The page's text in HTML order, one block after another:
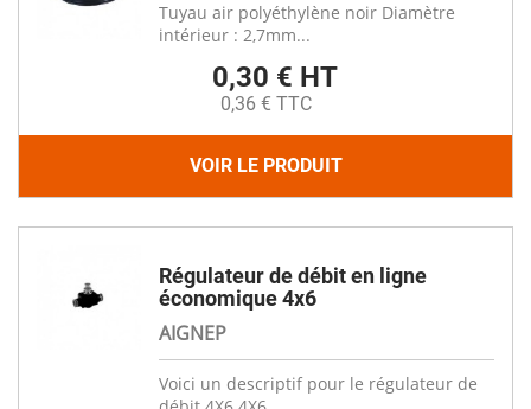
Tuyau air polyéthylène noir Diamètre
intérieur : 2,7mm...
0,30 € HT
0,36 € TTC
VOIR LE PRODUIT
Régulateur de débit en ligne
économique 4x6
AIGNEP
Voici un descriptif pour le régulateur de